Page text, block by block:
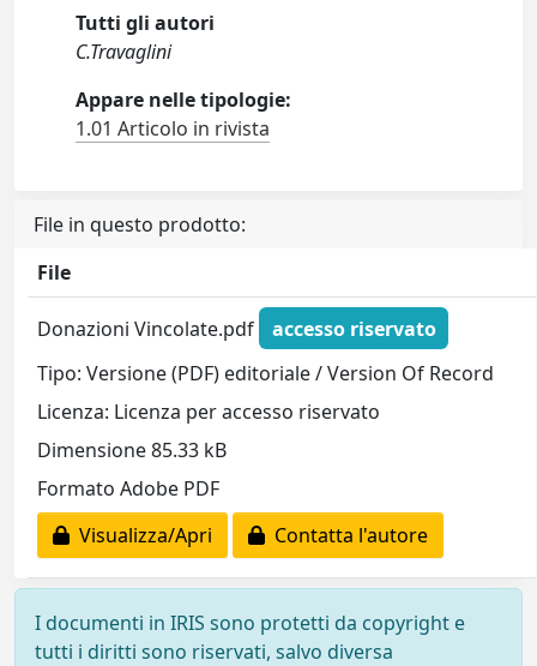
Tutti gli autori
C.Travaglini
Appare nelle tipologie:
1.01 Articolo in rivista
File in questo prodotto:
File
Donazioni Vincolate.pdf
accesso riservato
Tipo: Versione (PDF) editoriale / Version Of Record
Licenza: Licenza per accesso riservato
Dimensione 85.33 kB
Formato Adobe PDF
Visualizza/Apri
Contatta l'autore
I documenti in IRIS sono protetti da copyright e
tutti i diritti sono riservati, salvo diversa